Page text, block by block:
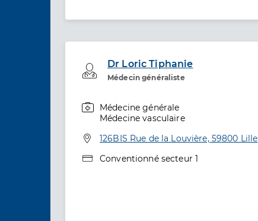
Dr Loric Tiphanie
Médecin généraliste
Professionel de santé
Spécialités
Médecine générale
Médecine vasculaire
Adresse
126BIS Rue de la Louvière, 59800 Lille
Type de convention
Conventionné secteur 1